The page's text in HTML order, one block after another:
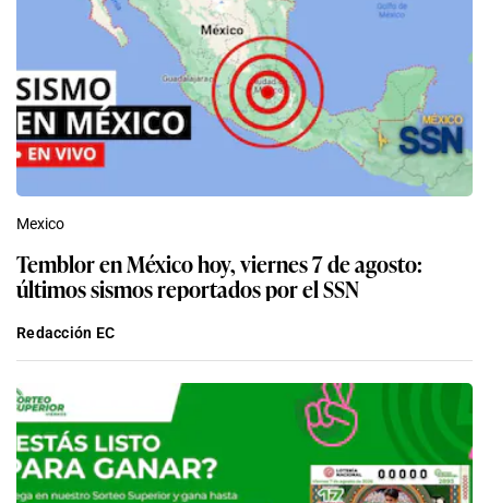
Mexico
Temblor en México hoy, viernes 7 de agosto:
últimos sismos reportados por el SSN
Redacción EC